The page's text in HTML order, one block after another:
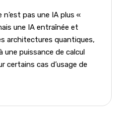
n’est pas une IA plus «
une IA entraînée et
architectures quantiques,
une puissance de calcul
certains cas d’usage de